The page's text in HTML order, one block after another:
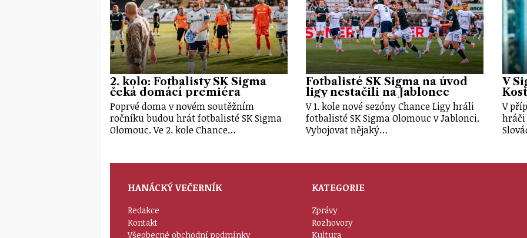
2. kolo: Fotbalisty SK Sigma
čeká domácí premiéra
Poprvé doma v novém soutěžním
ročníku budou hrát fotbalisté SK Sigma
Olomouc. Ve 2. kole Chance…
Fotbalisté SK Sigma na úvod
ligy nestačili na Jablonec
V 1. kole nové sezóny Chance Ligy hráli
fotbalisté SK Sigma Olomouc v Jablonci.
Vybojovat nějaký…
V
V
hráči
HANÁCKÝ VEČERNÍK
Redakce
Kontakt
Všeobecné obchodní podmínky
KATEGORIE
Zprávy
Rozhovory
Kultura